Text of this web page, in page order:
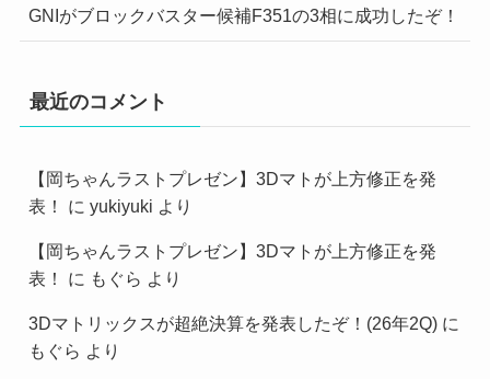
GNIがブロックバスター候補F351の3相に成功したぞ！
最近のコメント
【岡ちゃんラストプレゼン】3Dマトが上方修正を発
表！
に yukiyuki より
【岡ちゃんラストプレゼン】3Dマトが上方修正を発
表！
に もぐら より
3Dマトリックスが超絶決算を発表したぞ！(26年2Q)に
もぐら より